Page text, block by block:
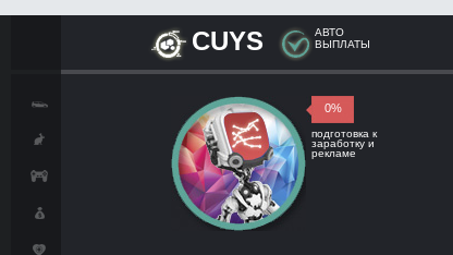
CUYS
АВТО
ВЫПЛАТЫ
0%
подготовка к
заработку и
рекламе